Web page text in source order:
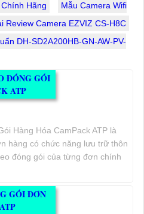
Hãng
Mẫu Camera Wifi
Review Camera EZVIZ CS-H8C
DH-SD2A200HB-GN-AW-PV-
ĐÓNG GÓI
ATP
Hàng Hóa CamPack ATP là
hàng có chức năng lưu trữ thôn
đóng gói của từng đơn chính
GÓI ĐƠN